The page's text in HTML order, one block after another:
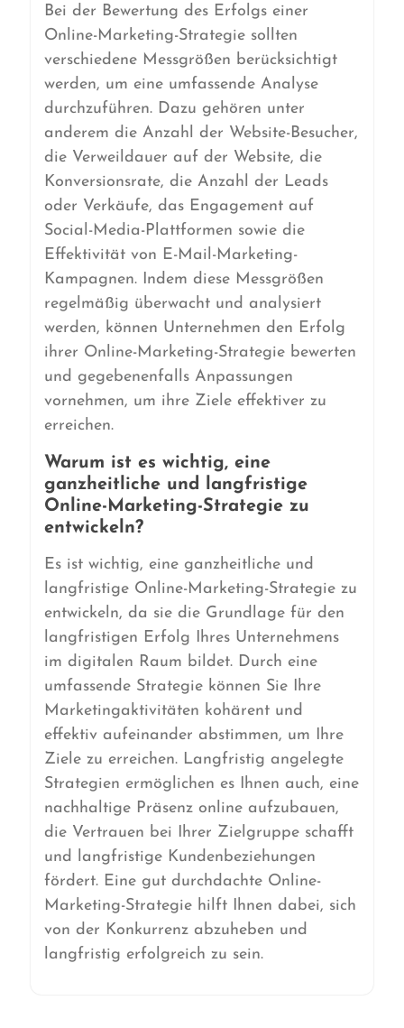
Bei der Bewertung des Erfolgs einer
Online-Marketing-Strategie sollten
verschiedene Messgrößen berücksichtigt
werden, um eine umfassende Analyse
durchzuführen. Dazu gehören unter
anderem die Anzahl der Website-Besucher,
die Verweildauer auf der Website, die
Konversionsrate, die Anzahl der Leads
oder Verkäufe, das Engagement auf
Social-Media-Plattformen sowie die
Effektivität von E-Mail-Marketing-
Kampagnen. Indem diese Messgrößen
regelmäßig überwacht und analysiert
werden, können Unternehmen den Erfolg
ihrer Online-Marketing-Strategie bewerten
und gegebenenfalls Anpassungen
vornehmen, um ihre Ziele effektiver zu
erreichen.
Warum ist es wichtig, eine
ganzheitliche und langfristige
Online-Marketing-Strategie zu
entwickeln?
Es ist wichtig, eine ganzheitliche und
langfristige Online-Marketing-Strategie zu
entwickeln, da sie die Grundlage für den
langfristigen Erfolg Ihres Unternehmens
im digitalen Raum bildet. Durch eine
umfassende Strategie können Sie Ihre
Marketingaktivitäten kohärent und
effektiv aufeinander abstimmen, um Ihre
Ziele zu erreichen. Langfristig angelegte
Strategien ermöglichen es Ihnen auch, eine
nachhaltige Präsenz online aufzubauen,
die Vertrauen bei Ihrer Zielgruppe schafft
und langfristige Kundenbeziehungen
fördert. Eine gut durchdachte Online-
Marketing-Strategie hilft Ihnen dabei, sich
von der Konkurrenz abzuheben und
langfristig erfolgreich zu sein.